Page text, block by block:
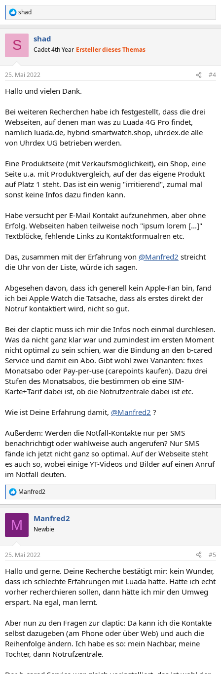
R
e
e
:
shad
S shad
Cadet 4th Year Ersteller dieses Themas
25. Mai 2022 #4
Hallo und vielen Dank.
Bei weiteren Recherchen habe ich festgestellt, dass die drei
Webseiten, auf denen man was zu Luada 4G Pro findet,
nämlich luada.de, hybrid-smartwatch.shop, uhrdex.de alle
von Uhrdex UG betrieben werden.
Eine Produktseite (mit Verkaufsmöglichkeit), ein Shop, eine
Seite u.a. mit Produktvergleich, auf der das eigene Produkt
auf Platz 1 steht. Das ist ein wenig "irritierend", zumal mal
sonst keine Infos dazu finden kann.
Habe versucht per E-Mail Kontakt aufzunehmen, aber ohne
Erfolg. Webseiten haben teilweise noch "ipsum lorem [...]"
Textblöcke, fehlende Links zu Kontaktformualren etc.
Das, zusammen mit der Erfahrung von @Manfred2 streicht
die Uhr von der Liste, würde ich sagen.
Abgesehen davon, dass ich generell kein Apple-Fan bin, fand
ich bei Apple Watch die Tatsache, dass als erstes direkt der
Notruf kontaktiert wird, nicht so gut.
Bei der claptic muss ich mir die Infos noch einmal durchlesen.
Was da nicht ganz klar war und zumindest im ersten Moment
nicht optimal zu sein schien, war die Bindung an den b-cared
Service und damit ein Abo. Gibt wohl zwei Varianten: fixes
Monatsabo oder Pay-per-use (carepoints kaufen). Dazu drei
Stufen des Monatsabos, die bestimmen ob eine SIM-
Karte+Tarif dabei ist, ob die Notrufzentrale dabei ist etc.
Wie ist Deine Erfahrung damit, @Manfred2 ?
Außerdem: Werden die Notfall-Kontakte nur per SMS
benachrichtigt oder wahlweise auch angerufen? Nur SMS
fände ich jetzt nicht ganz so optimal. Auf der Webseite steht
es auch so, wobei einige YT-Videos und Bilder auf einen Anruf
im Notfall deuten.
R
e
e
:
Manfred2
M Manfred2
Newbie
25. Mai 2022 #5
Hallo und gerne. Deine Recherche bestätigt mir: kein Wunder,
dass ich schlechte Erfahrungen mit Luada hatte. Hätte ich echt
vorher recherchieren sollen, dann hätte ich mir den Umweg
erspart. Na egal, man lernt.
Aber nun zu den Fragen zur claptic: Da kann ich die Kontakte
selbst dazugeben (am Phone oder über Web) und auch die
Reihenfolge ändern. Ich habe es so: mein Nachbar, meine
Tochter, dann Notrufzentrale.